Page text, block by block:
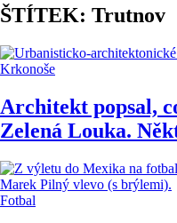
ŠTÍTEK: Trutnov
Krkonoše
Architekt popsal,
Zelená Louka.
Fotbal